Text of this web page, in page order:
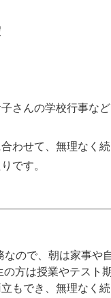
さんの学校行事な
わせて、無理なく
です。
なので、朝は家事や
の方は授業やテスト
もでき、無理なく